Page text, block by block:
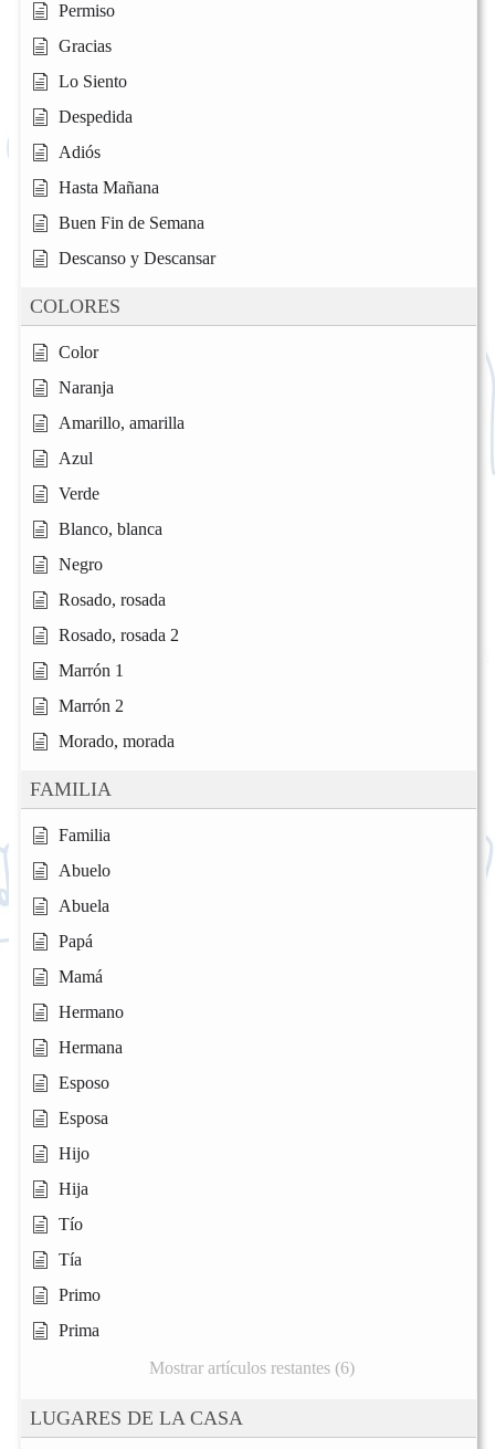
Permiso
Gracias
Lo Siento
Despedida
Adiós
Hasta Mañana
Buen Fin de Semana
Descanso y Descansar
COLORES
Color
Naranja
Amarillo, amarilla
Azul
Verde
Blanco, blanca
Negro
Rosado, rosada
Rosado, rosada 2
Marrón 1
Marrón 2
Morado, morada
FAMILIA
Familia
Abuelo
Abuela
Papá
Mamá
Hermano
Hermana
Esposo
Esposa
Hijo
Hija
Tío
Tía
Primo
Prima
Mostrar artículos restantes (6)
LUGARES DE LA CASA